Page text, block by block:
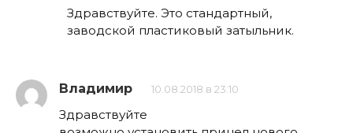
Здравствуйте. Это стандартный,
заводской пластиковый затыльник.
Владимир 10.08.2018 в 23:10
Здравствуйте